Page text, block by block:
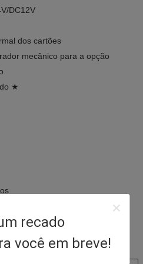
recado
você em breve!
DC12V
dos cartões
mecânico para a opção
★